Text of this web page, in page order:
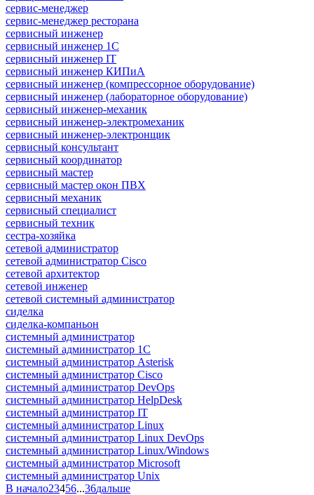
сервис-менеджер
сервис-менеджер ресторана
сервисный инженер
сервисный инженер 1С
сервисный инженер IT
сервисный инженер КИПиА
сервисный инженер (компрессорное оборудование)
сервисный инженер (лабораторное оборудование)
сервисный инженер-механик
сервисный инженер-электромеханик
сервисный инженер-электронщик
сервисный консультант
сервисный координатор
сервисный мастер
сервисный мастер окон ПВХ
сервисный механик
сервисный специалист
сервисный техник
сестра-хозяйка
сетевой администратор
сетевой администратор Cisco
сетевой архитектор
сетевой инженер
сетевой системный администратор
сиделка
сиделка-компаньон
системный администратор
системный администратор 1С
системный администратор Asterisk
системный администратор Cisco
системный администратор DevOps
системный администратор HelpDesk
системный администратор IT
системный администратор Linux
системный администратор Linux DevOps
системный администратор Linux/Windows
системный администратор Microsoft
системный администратор Unix
В начало23456...36дальше